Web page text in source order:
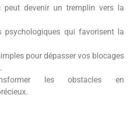
peut devenir un tremplin vers la
psychologiques qui favorisent la
pour dépasser vos blocages
les obstacles en